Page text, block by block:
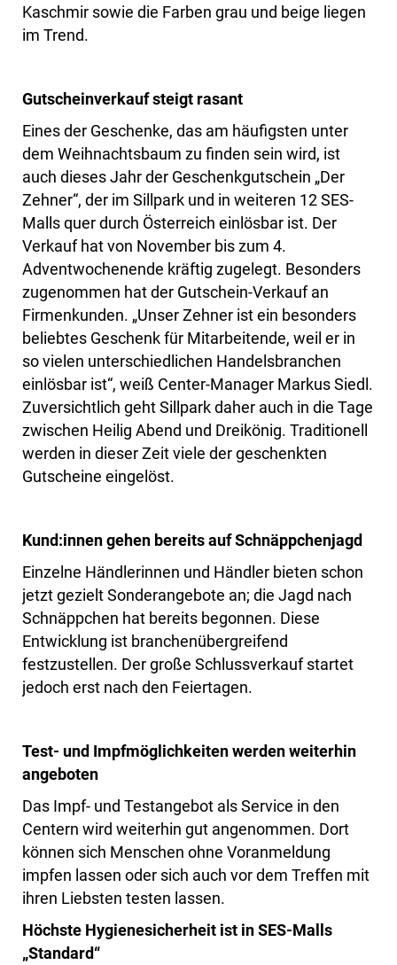
Kaschmir sowie die Farben grau und beige liegen
im Trend.
Gutscheinverkauf steigt rasant
Eines der Geschenke, das am häufigsten unter
dem Weihnachtsbaum zu finden sein wird, ist
auch dieses Jahr der Geschenkgutschein „Der
Zehner“, der im Sillpark und in weiteren 12 SES-
Malls quer durch Österreich einlösbar ist. Der
Verkauf hat von November bis zum 4.
Adventwochenende kräftig zugelegt. Besonders
zugenommen hat der Gutschein-Verkauf an
Firmenkunden. „Unser Zehner ist ein besonders
beliebtes Geschenk für Mitarbeitende, weil er in
so vielen unterschiedlichen Handelsbranchen
einlösbar ist“, weiß Center-Manager Markus Siedl.
Zuversichtlich geht Sillpark daher auch in die Tage
zwischen Heilig Abend und Dreikönig. Traditionell
werden in dieser Zeit viele der geschenkten
Gutscheine eingelöst.
Kund:innen gehen bereits auf Schnäppchenjagd
Einzelne Händlerinnen und Händler bieten schon
jetzt gezielt Sonderangebote an; die Jagd nach
Schnäppchen hat bereits begonnen. Diese
Entwicklung ist branchenübergreifend
festzustellen. Der große Schlussverkauf startet
jedoch erst nach den Feiertagen.
Test- und Impfmöglichkeiten werden weiterhin
angeboten
Das Impf- und Testangebot als Service in den
Centern wird weiterhin gut angenommen. Dort
können sich Menschen ohne Voranmeldung
impfen lassen oder sich auch vor dem Treffen mit
ihren Liebsten testen lassen.
Höchste Hygienesicherheit ist in SES-Malls
„Standard“